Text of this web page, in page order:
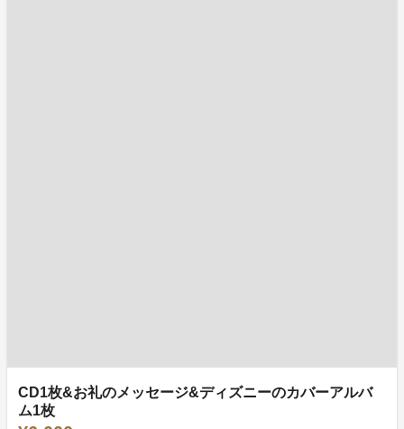
CD1枚&お礼のメッセージ&ディズニーのカバーアルバ
ム1枚